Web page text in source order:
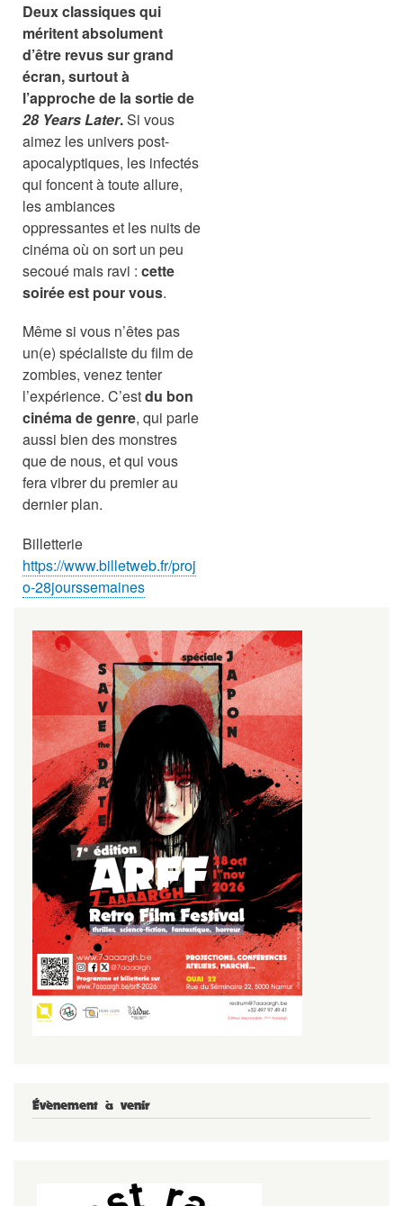
Deux classiques qui
méritent absolument
d’être revus sur grand
écran, surtout à
l’approche de la sortie de
28 Years Later.Si vous
aimez les univers post-
apocalyptiques, les infectés
qui foncent à toute allure,
les ambiances
oppressantes et les nuits de
cinéma où on sort un peu
secoué mais ravi : cette
soirée est pour vous.
Même si vous n’êtes pas
un(e) spécialiste du film de
zombies, venez tenter
l’expérience. C’estdu bon
cinéma de genre, qui parle
aussi bien des monstres
que de nous, et qui vous
fera vibrer du premier au
dernier plan.
Billetterie
https://www.billetweb.fr/proj
o-28jourssemaines
Évènement à venir